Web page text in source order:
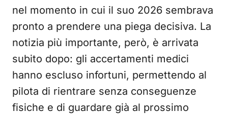
nel momento in cui il suo 2026 sembrava
pronto a prendere una piega decisiva. La
notizia più importante, però, è arrivata
subito dopo: gli accertamenti medici
hanno escluso infortuni, permettendo al
pilota di rientrare senza conseguenze
fisiche e di guardare già al prossimo